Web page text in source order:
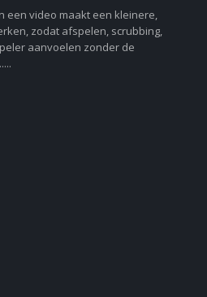
een video maakt een kleinere,
zodat afspelen, scrubbing,
aanvoelen zonder de